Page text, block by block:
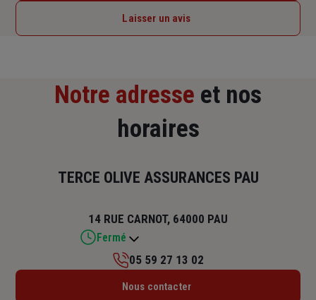
Laisser un avis
Notre adresse et nos
horaires
TERCE OLIVE ASSURANCES PAU
14 RUE CARNOT, 64000 PAU
Fermé
Lundi : 09h – 12h / 14h – 18h
05 59 27 13 02
Nous contacter